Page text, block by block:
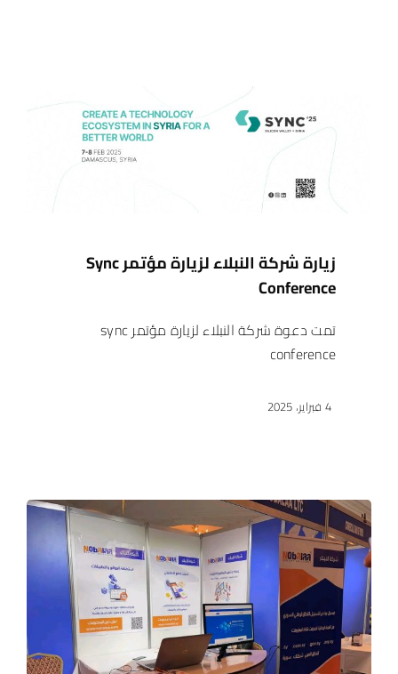
زيارة شركة النبلاء لزيارة مؤتمر Sync
Conference
تمت دعوة شركة النبلاء لزيارة مؤتمر sync
conference
4 فبراير، 2025